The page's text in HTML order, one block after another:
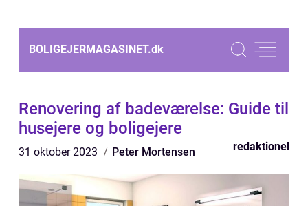
BOLIGEJERMAGASINET.dk
Renovering af badeværelse: Guide til
husejere og boligejere
31 oktober 2023 Peter Mortensen redaktionel